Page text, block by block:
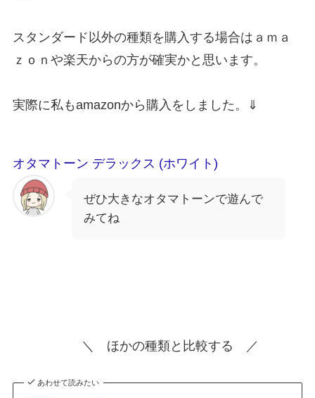
スタンダード以外の種類を購入する場合はａｍａ
ｚｏｎや楽天からの方が確実かと思います。
実際に私もamazonから購入をしました。⇓
オタマトーン デラックス (ホワイト)
ぜひ大きなオタマトーンで遊んで
みてね
＼ ほかの種類と比較する ／
あわせて読みたい